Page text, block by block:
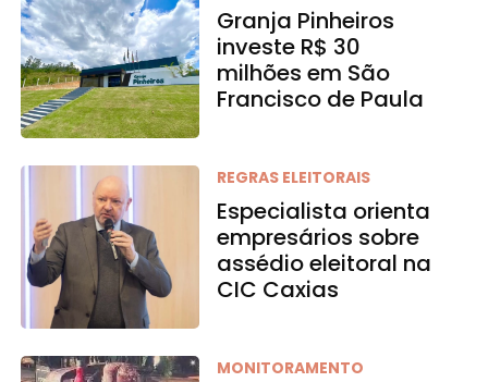
Granja Pinheiros
investe R$ 30
milhões em São
Francisco de Paula
REGRAS ELEITORAIS
Especialista orienta
empresários sobre
assédio eleitoral na
CIC Caxias
MONITORAMENTO